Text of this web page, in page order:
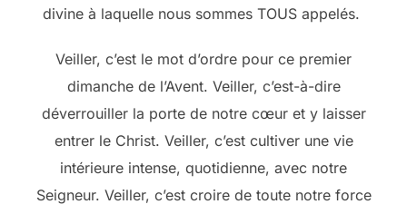
divine à laquelle nous sommes TOUS appelés.
Veiller, c’est le mot d’ordre pour ce premier
dimanche de l’Avent. Veiller, c’est-à-dire
déverrouiller la porte de notre cœur et y laisser
entrer le Christ. Veiller, c’est cultiver une vie
intérieure intense, quotidienne, avec notre
Seigneur. Veiller, c’est croire de toute notre force